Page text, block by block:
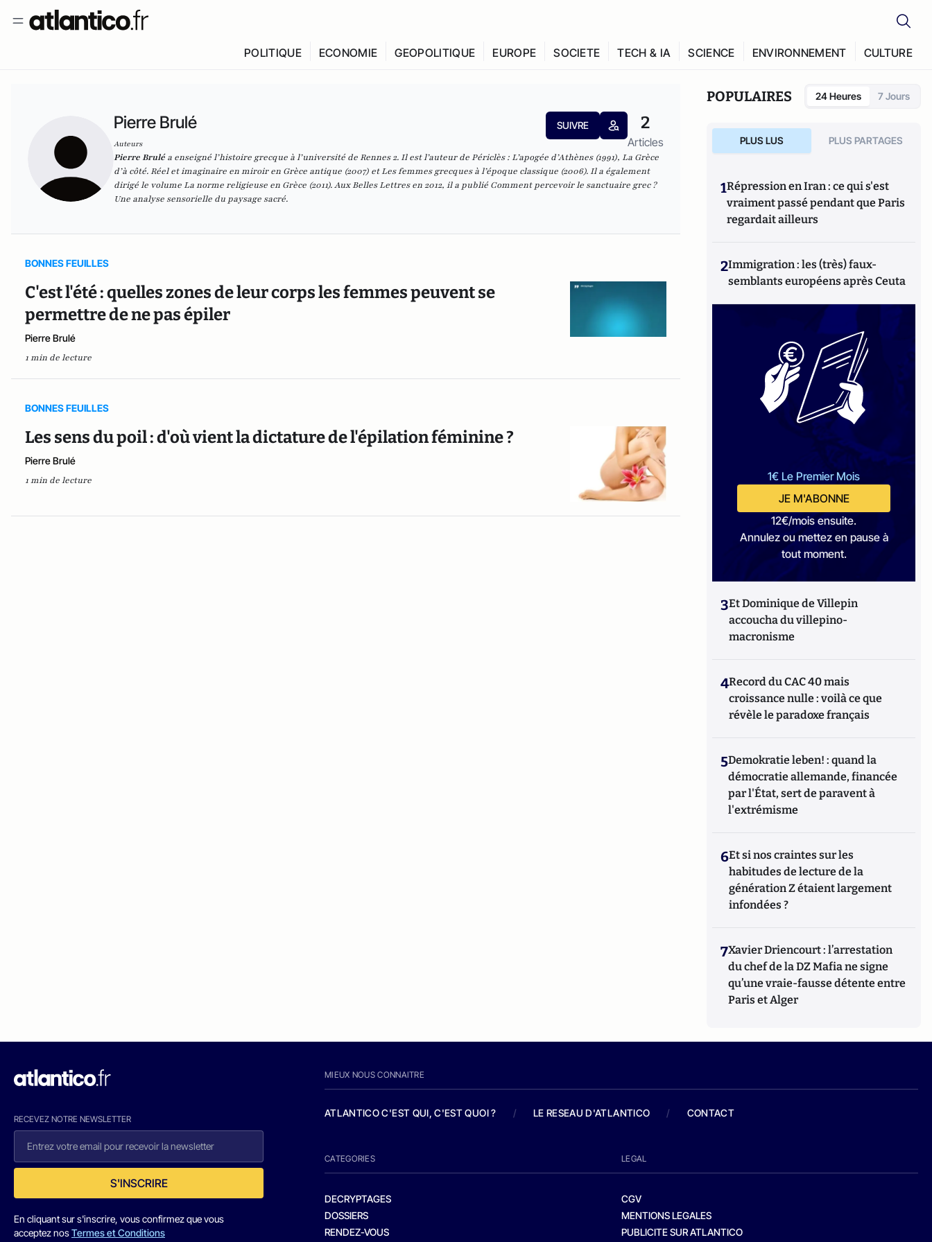
POLITIQUE ECONOMIE GEOPOLITIQUE EUROPE SOCIETE TECH & IA SCIENCE ENVIRONNEMENT CULTURE
Pierre Brulé
Auteurs
SUIVRE 2
Articles
Pierre Bruléa enseigné l’histoire grecque à l’université de Rennes 2. Il est l’auteur dePériclès : L’apogée d’Athènes(1991), La Grèce
d’à côté. Réel et imaginaire en miroir en Grèce antique (2007) etLes femmes grecques à l’époque classique (2006). Il a également
dirigé le volumeLa norme religieuse en Grèce (2011). Aux Belles Lettres en 2012, il a publiéComment percevoir le sanctuaire grec ?
Une analyse sensorielle du paysage sacré.
BONNES FEUILLES
C'est l'été : quelles zones de leur corps les femmes peuvent se
permettre de ne pas épiler
Pierre Brulé
1 min de lecture
BONNES FEUILLES
Les sens du poil : d'où vient la dictature de l'épilation féminine ?
Pierre Brulé
1 min de lecture
POPULAIRES 24 Heures 7 Jours
PLUS LUS PLUS PARTAGES
1Répression en Iran : ce qui s'est
vraiment passé pendant que Paris
regardait ailleurs
2Immigration : les (très) faux-
semblants européens après Ceuta
1€ Le Premier Mois
JE M'ABONNE
12€/mois ensuite.
Annulez ou mettez en pause à
tout moment.
3Et Dominique de Villepin
accoucha du villepino-
macronisme
4Record du CAC 40 mais
croissance nulle : voilà ce que
révèle le paradoxe français
5Demokratie leben! : quand la
démocratie allemande, financée
par l'État, sert de paravent à
l'extrémisme
6Et si nos craintes sur les
habitudes de lecture de la
génération Z étaient largement
infondées ?
7Xavier Driencourt : l’arrestation
du chef de la DZ Mafia ne signe
qu’une vraie-fausse détente entre
Paris et Alger
RECEVEZ NOTRE NEWSLETTER
S'INSCRIRE
En cliquant sur s'inscrire, vous confirmez que vous
acceptez nosTermes et Conditions
MIEUX NOUS CONNAITRE
ATLANTICO C'EST QUI, C'EST QUOI ? / LE RESEAU D'ATLANTICO / CONTACT
CATEGORIES
DECRYPTAGES
DOSSIERS
RENDEZ-VOUS
LEGAL
CGV
MENTIONS LEGALES
PUBLICITE SUR ATLANTICO